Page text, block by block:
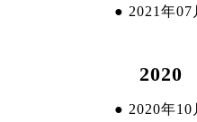
● 2021 年07
2020
● 2020年10